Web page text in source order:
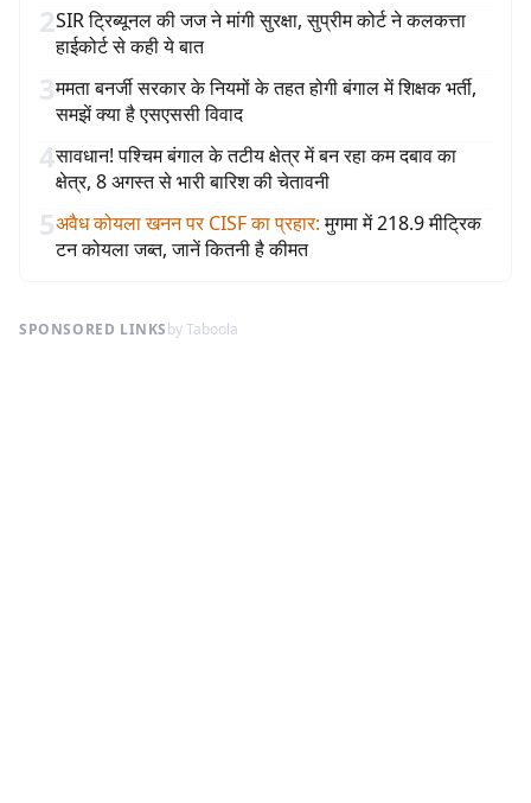
2SIR ट्रिब्यूनल की जज ने मांगी सुरक्षा, सुप्रीम कोर्ट ने कलकत्ता
हाईकोर्ट से कही ये बात
3ममता बनर्जी सरकार के नियमों के तहत होगी बंगाल में शिक्षक भर्ती,
समझें क्या है एसएससी विवाद
4सावधान! पश्चिम बंगाल के तटीय क्षेत्र में बन रहा कम दबाव का
क्षेत्र, 8 अगस्त से भारी बारिश की चेतावनी
5अवैध कोयला खनन पर CISF का प्रहार: मुगमा में 218.9 मीट्रिक
टन कोयला जब्त, जानें कितनी है कीमत
SPONSORED LINKSby Taboola